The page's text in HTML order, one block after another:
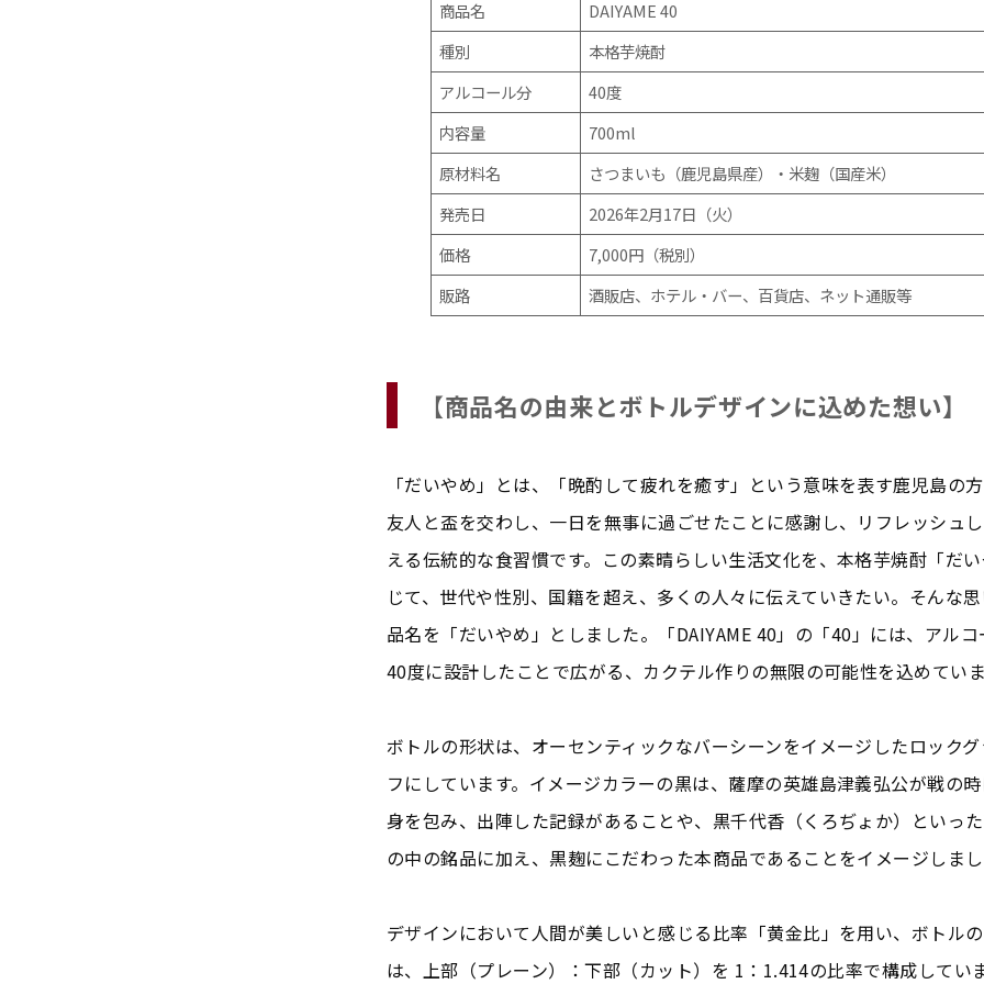
商品名
DAIYAME 40
種別
本格芋焼酎
アルコール分
40度
内容量
700ml
原材料名
さつまいも（鹿児島県産）・米麹（国産米）
発売日
2026年2月17日（火）
価格
7,000円（税別）
販路
酒販店、ホテル・バー、百貨店、ネット通販等
【商品名の由来とボトルデザインに込めた想い】
「だいやめ」とは、「晩酌して疲れを癒す」という意味を表す鹿児島の
友人と盃を交わし、一日を無事に過ごせたことに感謝し、リフレッシュ
える伝統的な食習慣です。この素晴らしい生活文化を、本格芋焼酎「だ
じて、世代や性別、国籍を超え、多くの人々に伝えていきたい。そんな
品名を「だいやめ」としました。「DAIYAME 40」の「40」には、アルコ
40度に設計したことで広がる、カクテル作りの無限の可能性を込めていま
ボトルの形状は、オーセンティックなバーシーンをイメージしたロック
フにしています。イメージカラーの黒は、薩摩の英雄島津義弘公が戦の
身を包み、出陣した記録があることや、黒千代香（くろぢょか）といっ
の中の銘品に加え、黒麹にこだわった本商品であることをイメージしまし
デザインにおいて人間が美しいと感じる比率「黄金比」を用い、ボトル
は、上部（プレーン）：下部（カット）を 1：1.414の比率で構成してい